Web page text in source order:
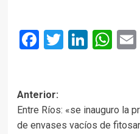
Facebook
Twitter
Anterior:
Entre Ríos: «se inauguro la
de envases vacíos de